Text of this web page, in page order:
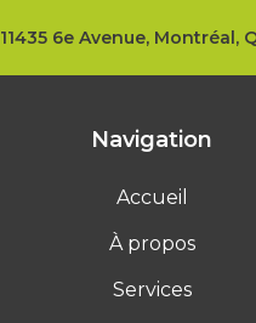
11435 6e Avenue, Montréal,
Navigation
Accueil
À propos
Services